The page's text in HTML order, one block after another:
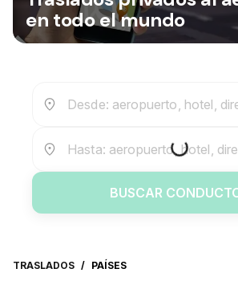
en todo el mundo
Desde: aeropuerto, hotel,
Hasta: aeropuerto, hotel,
BUSCAR
TRASLADOS / PAÍSES